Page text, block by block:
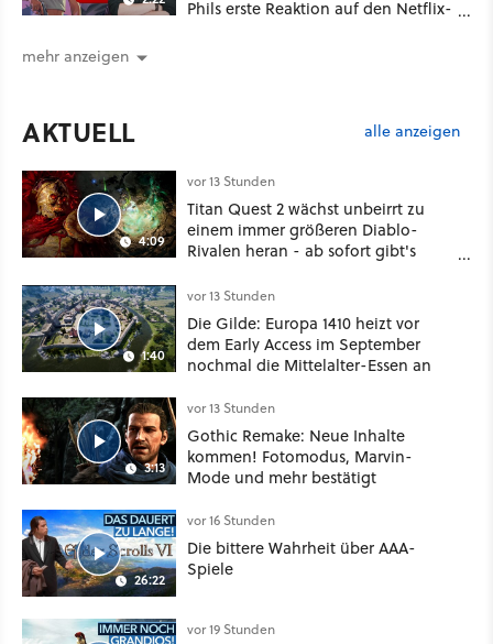
Phils erste Reaktion auf den Netflix-
mehr anzeigen
AKTUELL alle anzeigen
4:09
vor 13 Stunden
Titan Quest 2 wächst unbeirrt zu
einem immer größeren Diablo-
Rivalen heran - ab sofort gibt's
Klasse
1:40
vor 13 Stunden
Die Gilde: Europa 1410 heizt vor
dem Early Access im September
nochmal die Mittelalter-Essen an
3:13
vor 13 Stunden
Gothic Remake: Neue Inhalte
kommen! Fotomodus, Marvin-
Mode und mehr bestätigt
26:22
vor 16 Stunden
Die bittere Wahrheit über AAA-
Spiele
vor 19 Stunden